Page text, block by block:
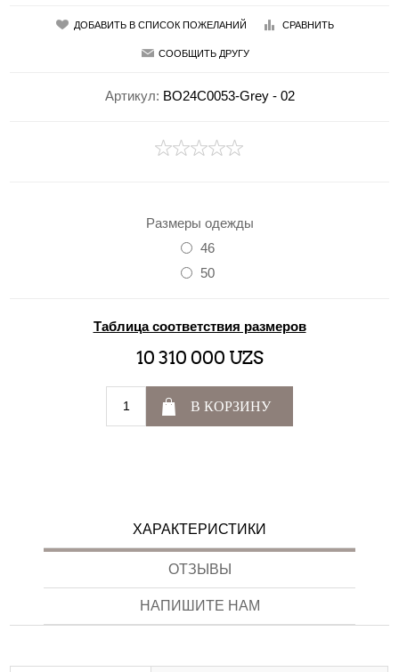
ДОБАВИТЬ В СПИСОК ПОЖЕЛАНИЙ СРАВНИТЬ
СООБЩИТЬ ДРУГУ
Артикул: BO24C0053-Grey - 02
Размеры одежды
46
50
Таблица соответствия размеров
10 310 000 UZS
В КОРЗИНУ
ХАРАКТЕРИСТИКИ
ОТЗЫВЫ
НАПИШИТЕ НАМ